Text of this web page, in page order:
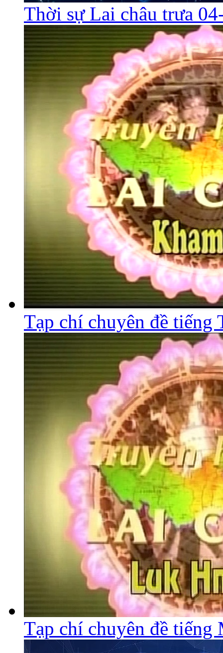
Thời sự Lai châu trưa
Tạp chí chuyên đề tiếng
Tạp chí chuyên đề